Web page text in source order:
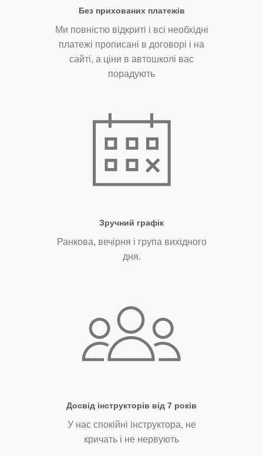
Без прихованих платежів
Ми повністю відкриті і всі необхідні
платежі прописані в договорі і на
сайті, а ціни в автошколі вас
порадують
Зручний графік
Ранкова, вечірня і група вихідного
дня.
Досвід інструкторів від 7 років
У нас спокійні інструктора, не
кричать і не нервують